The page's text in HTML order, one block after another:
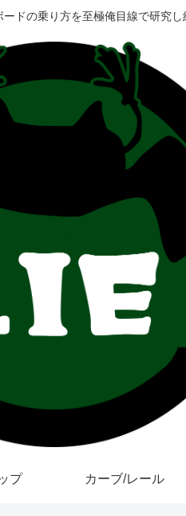
ドの乗り方を至極俺目線で研究し
プ カーブ/レール